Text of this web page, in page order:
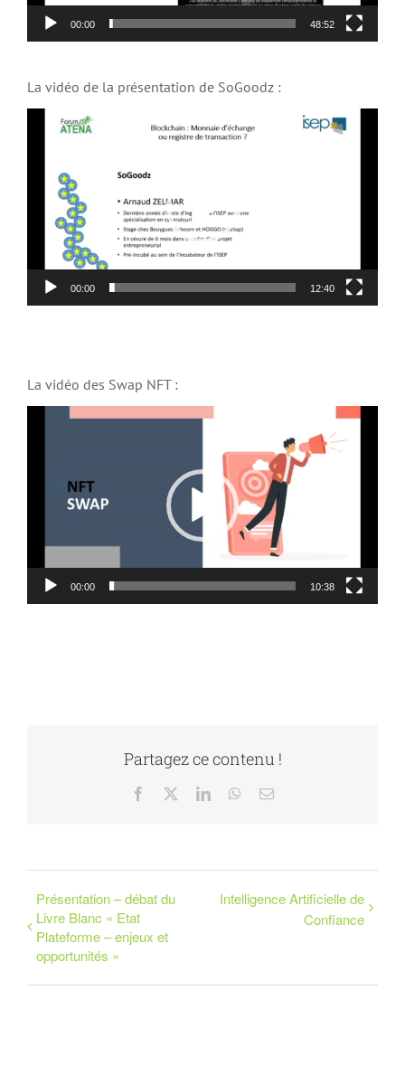
00:00 48:52
La vidéo de la présentation de SoGoodz :
Lecteur
00:00 12:40
La vidéo des Swap NFT :
Lecteur
00:00 10:38
Partagez ce contenu !
Facebook LinkedInWhatsApp
Email
Présentation – débat du
Livre Blanc « Etat
Plateforme – enjeux et
opportunités »
Intelligence Artificielle de
Confiance